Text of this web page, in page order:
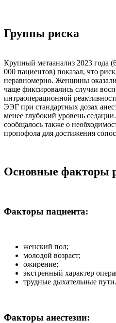
Группы риска
Крупный метаанализ 2023 года
000 пациентов) показал, что риск
неравномерно. Женщины
чаще фиксировались случаи
интраоперационной
ЭЭГ при стандартных дозах
менее глубокий уровень
сообщалось также о
пропофола для достижения
Основные факторы
Факторы пациента:
женский пол;
молодой возраст;
ожирение;
экстренный характер
трудные дыхательные пути.
Факторы анестезии: